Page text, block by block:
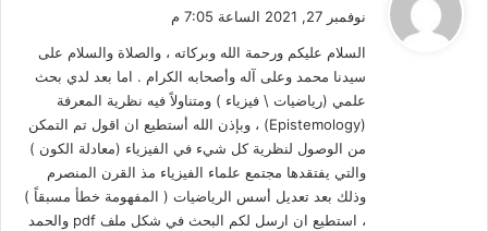
ل
نوفمبر 27, 2021 الساعة 7:05 م
السلام عليكم ورحمة الله وبركاته ، والصلاة والسلام على
سيدنا محمد وعلى آله وأصحابه الكرام . اما بعد لدي بحث
علمي (رياضيات \ فيزياء ) ومتناولاً فيه نظرية المعرفة
(Epistemology) ، وبإذن الله أستطيع ان اقول تم التمكن
من الوصول لنظرية كل شيء في الفيزياء (معادلة الكون )
والتي يفتقدها مجتمع علماء الفيزياء مذ القرن المنصرم
وذلك بعد تعديل أسس الرياضيات ( المفهومة خطأ مسبقاً )
، استطيع ان ارسل لكم البحث في شكل ملف pdf والحمد